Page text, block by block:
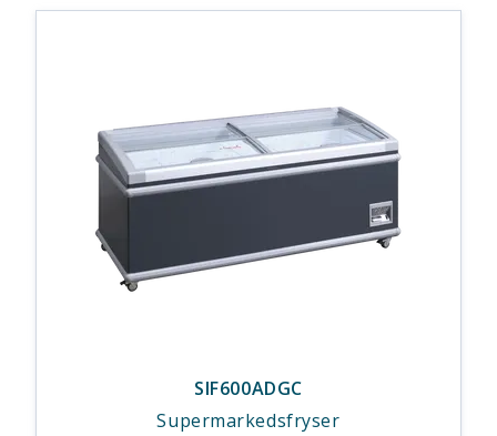
SIF600ADGC
Supermarkedsfryser